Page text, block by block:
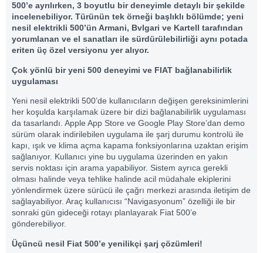
500’e ayrılırken, 3 boyutlu bir deneyimle detaylı bir şekilde
incelenebiliyor. Türünün tek örneği başlıklı bölümde; yeni
nesil elektrikli 500’ün Armani, Bvlgari ve Kartell tarafından
yorumlanan ve el sanatları ile sürdürülebilirliği aynı potada
eriten üç özel versiyonu yer alıyor.
Çok yönlü bir yeni 500 deneyimi ve FIAT bağlanabilirlik
uygulaması
Yeni nesil elektrikli 500’de kullanıcıların değişen gereksinimlerini
her koşulda karşılamak üzere bir dizi bağlanabilirlik uygulaması
da tasarlandı. Apple App Store ve Google Play Store’dan demo
sürüm olarak indirilebilen uygulama ile şarj durumu kontrolü ile
kapı, ışık ve klima açma kapama fonksiyonlarına uzaktan erişim
sağlanıyor. Kullanıcı yine bu uygulama üzerinden en yakın
servis noktası için arama yapabiliyor. Sistem ayrıca gerekli
olması halinde veya tehlike halinde acil müdahale ekiplerini
yönlendirmek üzere sürücü ile çağrı merkezi arasında iletişim de
sağlayabiliyor. Araç kullanıcısı “Navigasyonum” özelliği ile bir
sonraki gün gideceği rotayı planlayarak Fiat 500’e
gönderebiliyor.
Üçüncü nesil Fiat 500’e yenilikçi şarj çözümleri!